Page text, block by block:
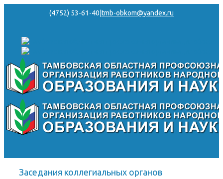
(4752) 53-61-40 tmb-obkom@yandex.ru
Заседания коллегиальных органов